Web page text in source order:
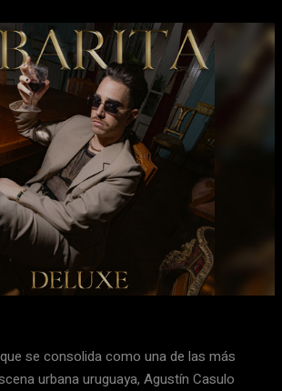
X WhatsApp Email
se consolida como una de las más
urbana uruguaya, Agustín Casulo